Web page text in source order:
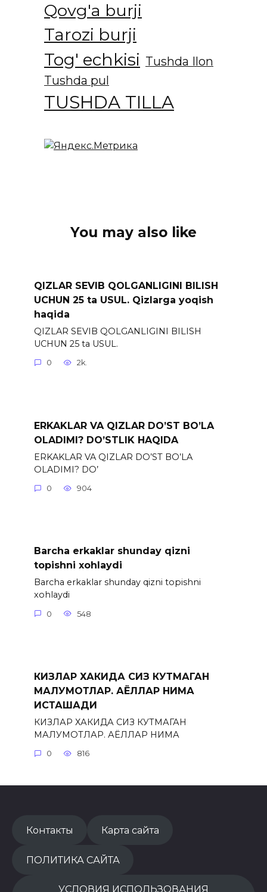
Qovg'a burji
Tarozi burji
Tog' echkisi Tushda Ilon
Tushda pul
TUSHDA TILLA
You may also like
QIZLAR SEVIB QOLGANLIGINI BILISH
UCHUN 25 ta USUL. Qizlarga yoqish
haqida
QIZLAR SEVIB QOLGANLIGINI BILISH
UCHUN 25 ta USUL.
0 2k.
ERKAKLAR VA QIZLAR DO’ST BO’LA
OLADIMI? DO’STLIK HAQIDA
ERKAKLAR VA QIZLAR DO’ST BO’LA
OLADIMI? DO’
0 904
Barcha erkaklar shunday qizni
topishni xohlaydi
Barcha erkaklar shunday qizni topishni
xohlaydi
0 548
КИЗЛАР ХАКИДА СИЗ КУТМАГАН
МАЛУМОТЛАР. АЁЛЛАР НИМА
ИСТАШАДИ
КИЗЛАР ХАКИДА СИЗ КУТМАГАН
МАЛУМОТЛАР. АЁЛЛАР НИМА
0 816
Контакты Карта сайта
ПОЛИТИКА САЙТА
УСЛОВИЯ ИСПОЛЬЗОВАНИЯ